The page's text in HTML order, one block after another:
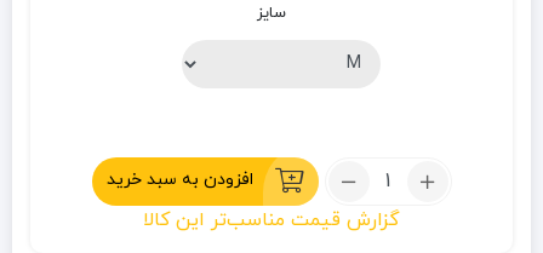
سایز
تعداد:
لایت
افزودن به سبد خرید
گزارش قیمت مناسب‌تر این کالا